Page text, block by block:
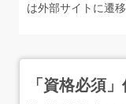
は外部サイトに遷移
「資格必須